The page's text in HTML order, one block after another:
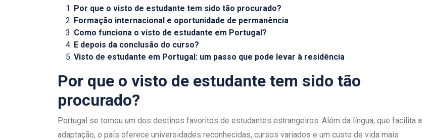
Por que o visto de estudante tem sido tão procurado?
Formação internacional e oportunidade de permanência
Como funciona o visto de estudante em Portugal?
E depois da conclusão do curso?
Visto de estudante em Portugal: um passo que pode levar à residência
Por que o visto de estudante tem sido tão
procurado?
Portugal se tornou um dos destinos favoritos de estudantes estrangeiros. Além da língua, que facilita a
adaptação, o país oferece universidades reconhecidas, cursos variados e um custo de vida mais